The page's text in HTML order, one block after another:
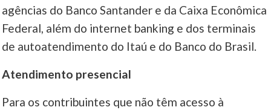
agências do Banco Santander e da Caixa Econômica
Federal, além do internet banking e dos terminais
de autoatendimento do Itaú e do Banco do Brasil.
Atendimento presencial
Para os contribuintes que não têm acesso à